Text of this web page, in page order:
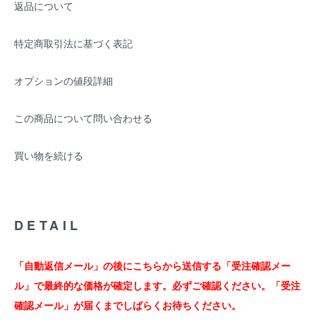
返品について
特定商取引法に基づく表記
オプションの値段詳細
この商品について問い合わせる
買い物を続ける
DETAIL
「自動返信メール」の後にこちらから送信する「受注確認メー
ル」で最終的な価格が確定します。必ずご確認ください。「受注
確認メール」が届くまでしばらくお待ちください。